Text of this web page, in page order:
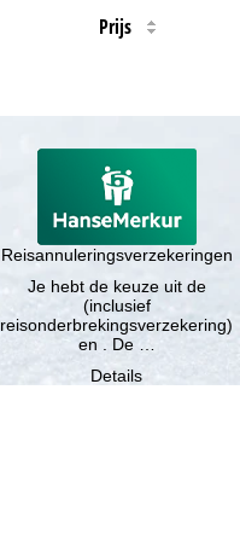
Prijs
Reisannuleringsverzekeringen
Je hebt de keuze uit de
(inclusief
reisonderbrekingsverzekering)
en . De …
Details